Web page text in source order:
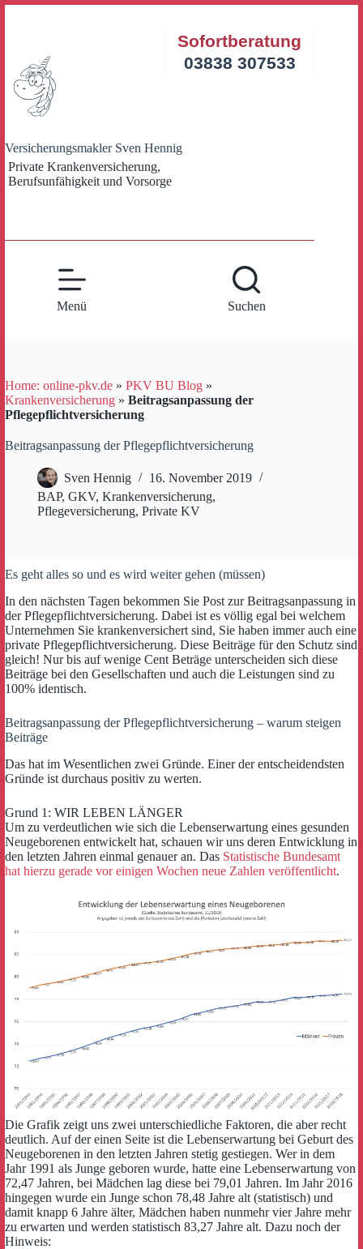
Versicherungsmakler Sven Hennig
Private Krankenversicherung,
Berufsunfähigkeit und Vorsorge
Sofortberatung
03838 307533
Menü Suchen
Home: online-pkv.de » PKV BU Blog »
Krankenversicherung » Beitragsanpassung der
Pflegepflichtversicherung
Beitragsanpassung der Pflegepflichtversicherung
Sven Hennig
16. November 2019
BAP, GKV, Krankenversicherung,
Pflegeversicherung, Private KV
Es geht alles so und es wird weiter gehen (müssen)
In den nächsten Tagen bekommen Sie Post zur Beitragsanpassung in
der Pflegepflichtversicherung. Dabei ist es völlig egal bei welchem
Unternehmen Sie krankenversichert sind, Sie haben immer auch eine
private Pflegepflichtversicherung. Diese Beiträge für den Schutz sind
gleich! Nur bis auf wenige Cent Beträge unterscheiden sich diese
Beiträge bei den Gesellschaften und auch die Leistungen sind zu
100% identisch.
Beitragsanpassung der Pflegepflichtversicherung – warum steigen
Beiträge
Das hat im Wesentlichen zwei Gründe. Einer der entscheidendsten
Gründe ist durchaus positiv zu werten.
Grund 1: WIR LEBEN LÄNGER
Um zu verdeutlichen wie sich die Lebenserwartung eines gesunden
Neugeborenen entwickelt hat, schauen wir uns deren Entwicklung in
den letzten Jahren einmal genauer an. Das Statistische Bundesamt
hat hierzu gerade vor einigen Wochen neue Zahlen veröffentlicht.
Die Grafik zeigt uns zwei unterschiedliche Faktoren, die aber recht
deutlich. Auf der einen Seite ist die Lebenserwartung bei Geburt des
Neugeborenen in den letzten Jahren stetig gestiegen. Wer in dem
Jahr 1991 als Junge geboren wurde, hatte eine Lebenserwartung von
72,47 Jahren, bei Mädchen lag diese bei 79,01 Jahren. Im Jahr 2016
hingegen wurde ein Junge schon 78,48 Jahre alt (statistisch) und
damit knapp 6 Jahre älter, Mädchen haben nunmehr vier Jahre mehr
zu erwarten und werden statistisch 83,27 Jahre alt. Dazu noch der
Hinweis: